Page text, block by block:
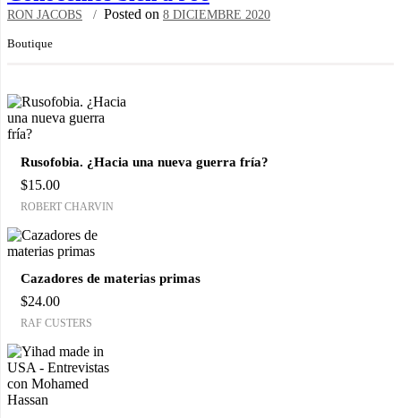
RON JACOBS Posted on 8 DICIEMBRE 2020
Boutique
Rusofobia. ¿Hacia una nueva guerra fría?
$15.00
ROBERT CHARVIN
Cazadores de materias primas
$24.00
RAF CUSTERS